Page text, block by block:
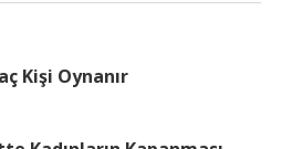
Kişi Oynanır